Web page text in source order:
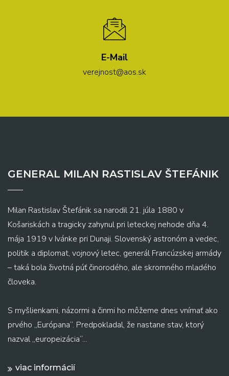
E-Mail
verejnost@aos.sk
GENERAL MILAN RASTISLAV ŠTEFÁNIK
Milan Rastislav Štefánik sa narodil 21. júla 1880 v
Košariskách a tragicky zahynul pri leteckej nehode dňa 4.
mája 1919 v Ivánke pri Dunaji. Slovenský astronóm a vedec,
politik a diplomat, vojnový letec, generál Francúzskej armády
– taká bola životná púť činorodého, ale skromného mladého
človeka.
S myšlienkami, názormi a činmi ho môžeme dnes vnímať ako
prvého „Európana“. Predpokladal, že nastane stav, ktorý
nazval „europeizácia“...
viac informácií